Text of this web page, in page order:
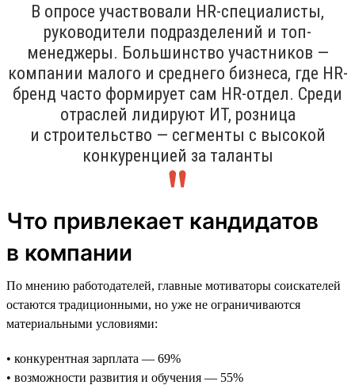
В опросе участвовали HR-специалисты,
руководители подразделений и топ-
менеджеры. Большинство участников —
компании малого и среднего бизнеса, где HR-
бренд часто формирует сам HR-отдел. Среди
отраслей лидируют ИТ, розница
и строительство — сегменты с высокой
конкуренцией за таланты
Что привлекает кандидатов
в компании
По мнению работодателей, главные мотиваторы соискателей
остаются традиционными, но уже не ограничиваются
материальными условиями:
• конкурентная зарплата — 69%
• возможности развития и обучения — 55%